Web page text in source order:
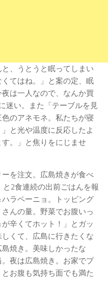
、うとうと眠ってしまい
てはね。」と案の定、眠
は一人なので、なんか買
迷い。また「テーブルを見
のアネモネ。私たちが寝
と光や温度に反応したよ
。」と焦りをにじませ
を注文。広島焼きが食べ
2食連続の出前ごはんを報
ラペーニョ。トッピング
んの量。野菜でお腹いっ
辛くてホット！」とガッ
くて、広島に行きたくな
焼き。美味しかったな
夜は広島焼き。お家でプ
お腹も気持ち面でも満た